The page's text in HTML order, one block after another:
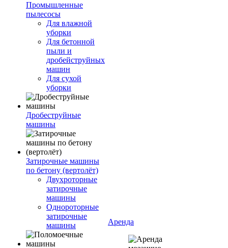
Промышленные
пылесосы
Для влажной
уборки
Для бетонной
пыли и
дробейструйных
машин
Для сухой
уборки
Дробеструйные
машины
Затирочные машины
по бетону (вертолёт)
Двухроторные
затирочные
машины
Однороторные
затирочные
машины
Аренда